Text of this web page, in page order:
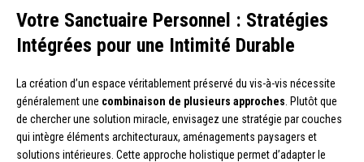
Votre Sanctuaire Personnel : Stratégies
Intégrées pour une Intimité Durable
La création d’un espace véritablement préservé du vis-à-vis nécessite
généralement une combinaison de plusieurs approches . Plutôt que
de chercher une solution miracle, envisagez une stratégie par couches
qui intègre éléments architecturaux, aménagements paysagers et
solutions intérieures. Cette approche holistique permet d’adapter le